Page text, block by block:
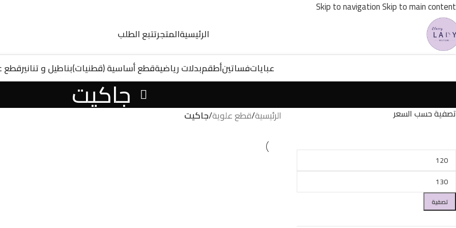
Skip to navigationSkip to main content
الرئيسيةالمتجرتتبع الطلب
عباياتفساتينأطقمبدلات رياضيةقطع أساسية (قطنيات)بناطيل و تنانيرقطع
جاكيت تصفية حسب السعر
تصفية
الرئيسية/قطع علوية/جاكيت